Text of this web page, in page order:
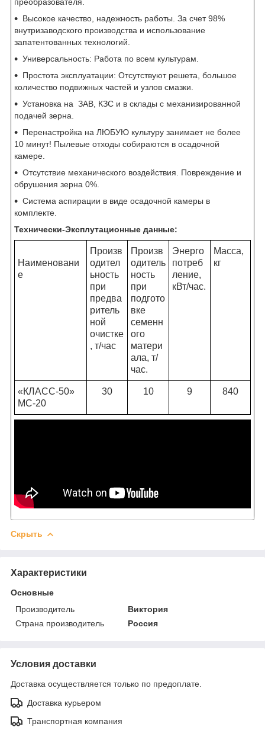
Высокое качество, надежность работы. За счет 98%
внутризаводского производства и использование
запатентованных технологий.
Универсальность: Работа по всем культурам.
Простота эксплуатации: Отсутствуют решета, большое
количество подвижных частей и узлов смазки.
Установка на ЗАВ, КЗС и в склады с механизированной
подачей зерна.
Перенастройка на ЛЮБУЮ культуру занимает не более
10 минут! Пылевые отходы собираются в осадочной
камере.
Отсутствие механического воздействия. Повреждение и
обрушения зерна 0%.
Система аспирации в виде осадочной камеры в
комплекте.
Технически-Эксплутационные данные:
Наименовани
е
Произв
одител
ьность
при
предва
ритель
ной
очистке
, т/час
Произв
одитель
ность
при
подгото
вке
семенн
ого
матери
ала, т/
час.
Энерго
потреб
ление,
кВт/час.
Масса,
кг
«КЛАСС-50»
МС-20
30 10 9 840
Скрыть
Характеристики
Основные
Производитель
Виктория
Страна производитель
Россия
Условия доставки
Доставка осуществляется только по предоплате.
Доставка курьером
Транспортная компания